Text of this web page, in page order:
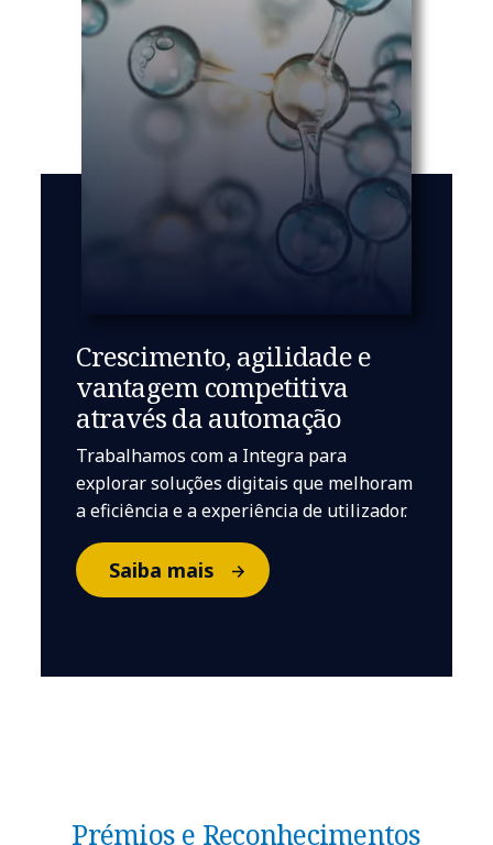
Crescimento, agilidade e
vantagem competitiva
através da automação
Trabalhamos com a Integra para
explorar soluções digitais que melhoram
a eficiência e a experiência de utilizador.
Saiba mais
Prémios e Reconhecimentos